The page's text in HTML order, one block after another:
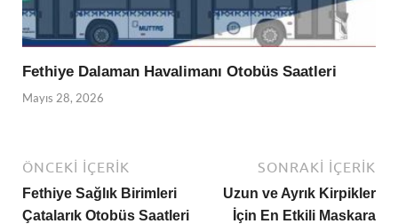
Fethiye Dalaman Havalimanı Otobüs Saatleri
Mayıs 28, 2026
ÖNCEKI İÇERIK
Fethiye Sağlık Birimleri
Çatalarık Otobüs Saatleri
SONRAKI İÇERIK
Uzun ve Ayrık Kirpikler
İçin En Etkili Maskara